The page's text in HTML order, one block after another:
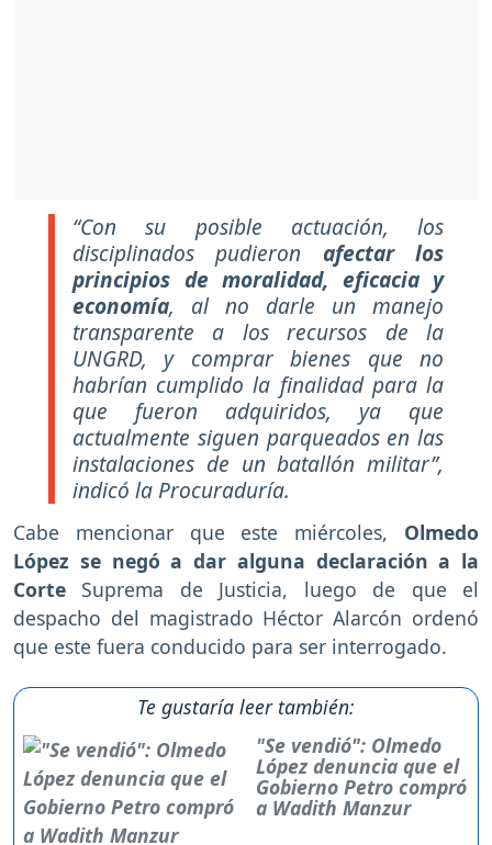
“Con su posible actuación, los
disciplinados pudieron afectar los
principios de moralidad, eficacia y
economía, al no darle un manejo
transparente a los recursos de la
UNGRD, y comprar bienes que no
habrían cumplido la finalidad para la
que fueron adquiridos, ya que
actualmente siguen parqueados en las
instalaciones de un batallón militar”,
indicó la Procuraduría.
Cabe mencionar que este miércoles, Olmedo
López se negó a dar alguna declaración a la
Corte Suprema de Justicia, luego de que el
despacho del magistrado Héctor Alarcón ordenó
que este fuera conducido para ser interrogado.
Te gustaría leer también:
"Se vendió": Olmedo
López denuncia que el
Gobierno Petro compró
a Wadith Manzur